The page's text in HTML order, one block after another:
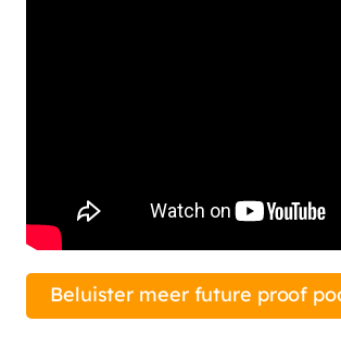
Beluister meer future proof